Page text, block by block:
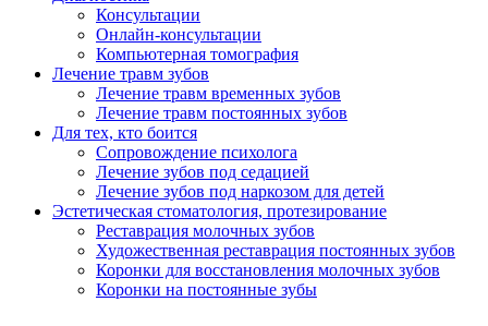
Консультации
Онлайн-консультации
Компьютерная томография
Лечение травм зубов
Лечение травм временных зубов
Лечение травм постоянных зубов
Для тех, кто боится
Сопровождение психолога
Лечение зубов под седацией
Лечение зубов под наркозом для детей
Эстетическая стоматология, протезирование
Реставрация молочных зубов
Художественная реставрация постоянных зубов
Коронки для восстановления молочных зубов
Коронки на постоянные зубы